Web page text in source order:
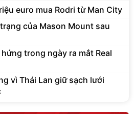
euro mua Rodri từ Man City
của Mason Mount sau
trong ngày ra mắt Real
vì Thái Lan giữ sạch lưới